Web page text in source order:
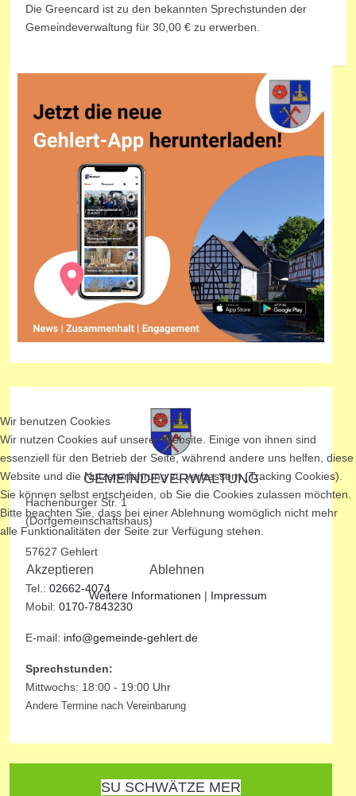
Die Greencard ist zu den bekannten Sprechstunden der
Gemeindeverwaltung für 30,00 € zu erwerben.
GEMEINDEVERWALTUNG
Hachenburger Str. 1
(Dorfgemeinschaftshaus)
57627 Gehlert
Tel.: 02662-4074
Mobil: 0170-7843230
E-mail: info@gemeinde-gehlert.de
Sprechstunden:
Mittwochs: 18:00 - 19:00 Uhr
Andere Termine nach Vereinbarung
SU SCHWÄTZE MER
Wir benutzen Cookies
Wir nutzen Cookies auf unserer Website. Einige von ihnen sind
essenziell für den Betrieb der Seite, während andere uns helfen, diese
Website und die Nutzererfahrung zu verbessern (Tracking Cookies).
Sie können selbst entscheiden, ob Sie die Cookies zulassen möchten.
Bitte beachten Sie, dass bei einer Ablehnung womöglich nicht mehr
alle Funktionalitäten der Seite zur Verfügung stehen.
Akzeptieren Ablehnen
Weitere Informationen | Impressum